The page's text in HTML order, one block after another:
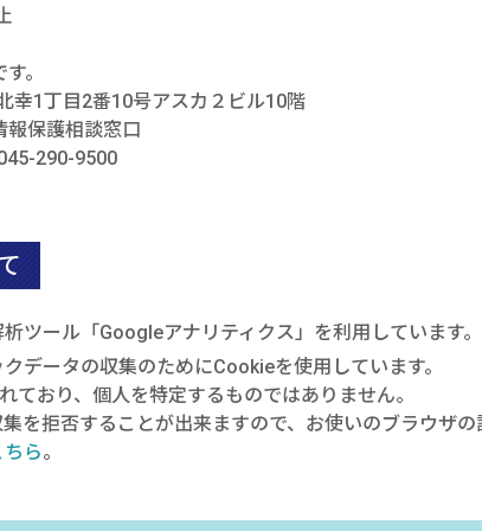
。
1丁目2番10号アスカ２ビル10階
保護相談窓口
290-9500
ツール「Googleアナリティクス」を利用しています。
データの収集のためにCookieを使用しています。
ており、個人を特定するものではありません。
を拒否することが出来ますので、お使いのブラウザの
ちら。